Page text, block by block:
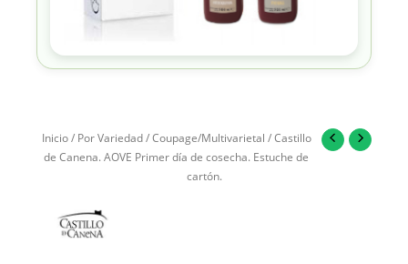
Inicio/ Por Variedad/Coupage/Multivarietal / Castillo
de Canena. AOVE Primer día de cosecha. Estuche de
cartón.